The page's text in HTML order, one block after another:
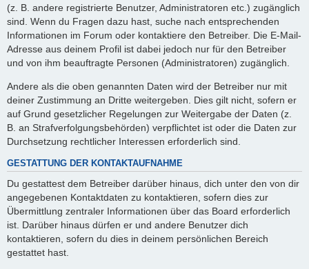
(z. B. andere registrierte Benutzer, Administratoren etc.) zugänglich
sind. Wenn du Fragen dazu hast, suche nach entsprechenden
Informationen im Forum oder kontaktiere den Betreiber. Die E-Mail-
Adresse aus deinem Profil ist dabei jedoch nur für den Betreiber
und von ihm beauftragte Personen (Administratoren) zugänglich.
Andere als die oben genannten Daten wird der Betreiber nur mit
deiner Zustimmung an Dritte weitergeben. Dies gilt nicht, sofern er
auf Grund gesetzlicher Regelungen zur Weitergabe der Daten (z.
B. an Strafverfolgungsbehörden) verpflichtet ist oder die Daten zur
Durchsetzung rechtlicher Interessen erforderlich sind.
GESTATTUNG DER KONTAKTAUFNAHME
Du gestattest dem Betreiber darüber hinaus, dich unter den von dir
angegebenen Kontaktdaten zu kontaktieren, sofern dies zur
Übermittlung zentraler Informationen über das Board erforderlich
ist. Darüber hinaus dürfen er und andere Benutzer dich
kontaktieren, sofern du dies in deinem persönlichen Bereich
gestattet hast.